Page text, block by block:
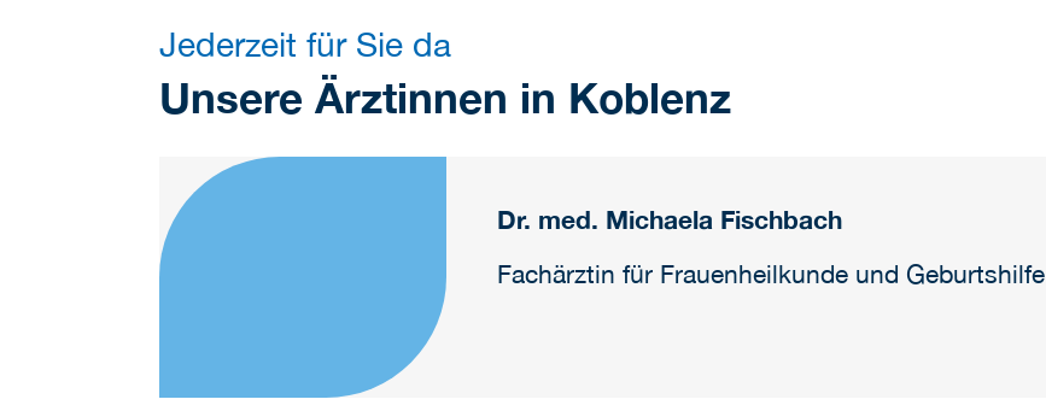
Jederzeit für Sie da
Unsere Ärztinnen in Koblenz
Dr. med. Michaela Fischbach
Fachärztin für Frauenheilkunde und Geburtshilfe